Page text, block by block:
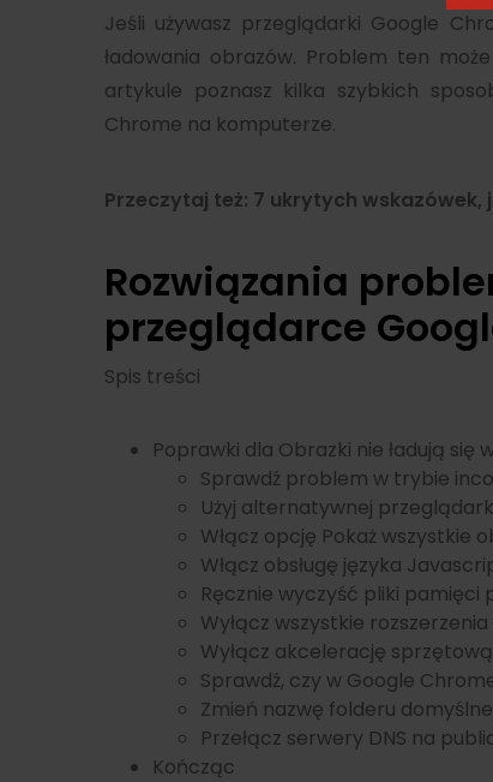
Jeśli używasz przeglądarki Google
ładowania obrazów. Problem ten
artykule poznasz kilka szybkich
Chrome na komputerze.
Przeczytaj też: 7 ukrytych
Rozwiązania
przeglądarce
Spis treści
Poprawki dla Obrazki nie ładują się
Sprawdź problem w trybie
Użyj alternatywnej
Włącz opcję Pokaż wszystkie
Włącz obsługę języka
Ręcznie wyczyść pliki
Wyłącz wszystkie
Wyłącz akcelerację sprzętową
Sprawdź, czy w Google
Zmień nazwę folderu
Przełącz serwery DNS na
Kończąc